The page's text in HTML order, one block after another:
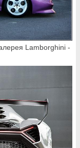
Lamborghini -